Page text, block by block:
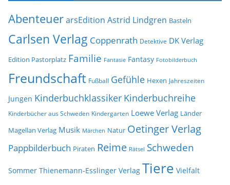
e
v
AbenteuerarsEdition Astrid Lindgren Basteln
Carlsen Verlag Coppenrath Detektive DK Verlag
Edition Pastorplatz Familie Fantasie Fantasy Fotobilderbuch
Freundschaft Fußball Gefühle Hexen Jahreszeiten
Jungen Kinderbuchklassiker Kinderbuchreihe
Kinderbücher aus Schweden Kindergarten Loewe Verlag Länder
Magellan Verlag Musik Märchen Natur Oetinger Verlag
Pappbilderbuch Piraten Reime Rätsel Schweden
Sommer Thienemann-Esslinger Verlag Tiere Vielfalt